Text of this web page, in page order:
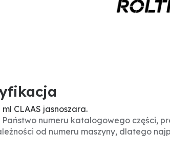
CLAAS jasnoszara.
numeru katalogowego części,
od numeru maszyny, dlatego